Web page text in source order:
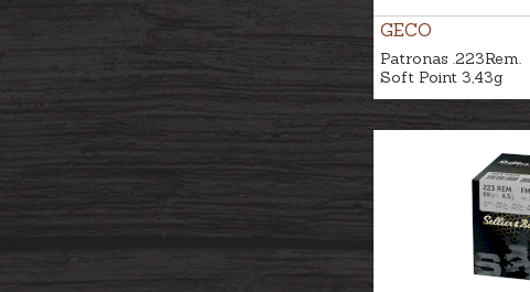
GECO
Patronas .223Rem.
Soft Point 3,43g